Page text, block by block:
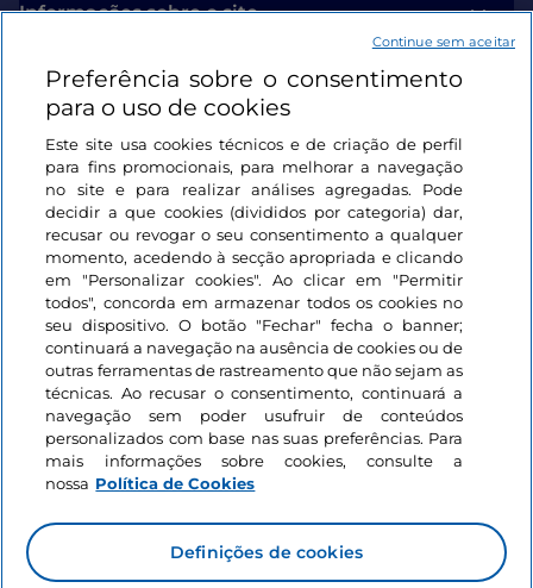
Informações sobre o site
Ligações úteis
Iniciar sessão
Mantenha-se em contacto
Preferência sobre o consentimento
para o uso de cookies
Este site usa cookies técnicos e de criação de perfil
para fins promocionais, para melhorar a navegação
no site e para realizar análises agregadas. Pode
decidir a que cookies (divididos por categoria) dar,
recusar ou revogar o seu consentimento a qualquer
momento, acedendo à secção apropriada e clicando
em "Personalizar cookies". Ao clicar em "Permitir
todos", concorda em armazenar todos os cookies no
seu dispositivo. O botão "Fechar" fecha o banner;
continuará a navegação na ausência de cookies ou de
outras ferramentas de rastreamento que não sejam as
técnicas. Ao recusar o consentimento, continuará a
navegação sem poder usufruir de conteúdos
personalizados com base nas suas preferências. Para
mais informações sobre cookies, consulte a
nossa Política de Cookies
Definições de cookies
Continue sem aceitar